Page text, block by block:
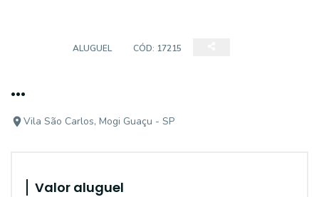
ALUGUEL CÓD: 17215
...
Vila São Carlos, Mogi Guaçu - SP
Valor aluguel